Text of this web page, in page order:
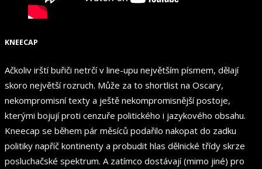
KNEECAP
Ačkoliv irští buřiči netrčí v line-upu největším písmem, dělají
skoro největší rozruch. Může za to shortlist na Oscary,
nekompromisní texty a ještě nekompromisnější postoje,
kterými bojují proti cenzuře politického i jazykového obsahu.
Kneecap se během pár měsíců podařilo nakopat do zadku
politiky napříč kontinenty a probudit hlas dělnické třídy skrze
posluchačské spektrum. A zatímco dostávají (mimo jiné) pro